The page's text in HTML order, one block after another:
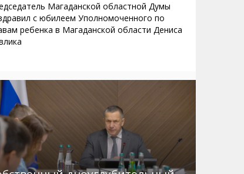
Магаданской областной Думы
с юбилеем Уполномоченного по
ребенка в Магаданской области Дениса